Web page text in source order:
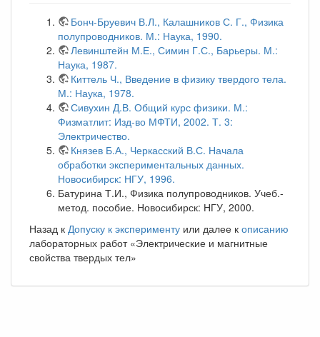
Бонч-Бруевич В.Л., Калашников С. Г., Физика
полупроводников. М.: Наука, 1990.
Левинштейн М.Е., Симин Г.С., Барьеры. М.:
Наука, 1987.
Киттель Ч., Введение в физику твердого тела.
М.: Наука, 1978.
Сивухин Д.В. Общий курс физики. М.:
Физматлит: Изд-во МФТИ, 2002. Т. 3:
Электричество.
Князев Б.А., Черкасский В.С. Начала
обработки экспериментальных данных.
Новосибирск: НГУ, 1996.
Батурина Т.И., Физика полупроводников. Учеб.-
метод. пособие. Новосибирск: НГУ, 2000.
Назад к Допуску к эксперименту или далее к описанию
лабораторных работ «Электрические и магнитные
свойства твердых тел»